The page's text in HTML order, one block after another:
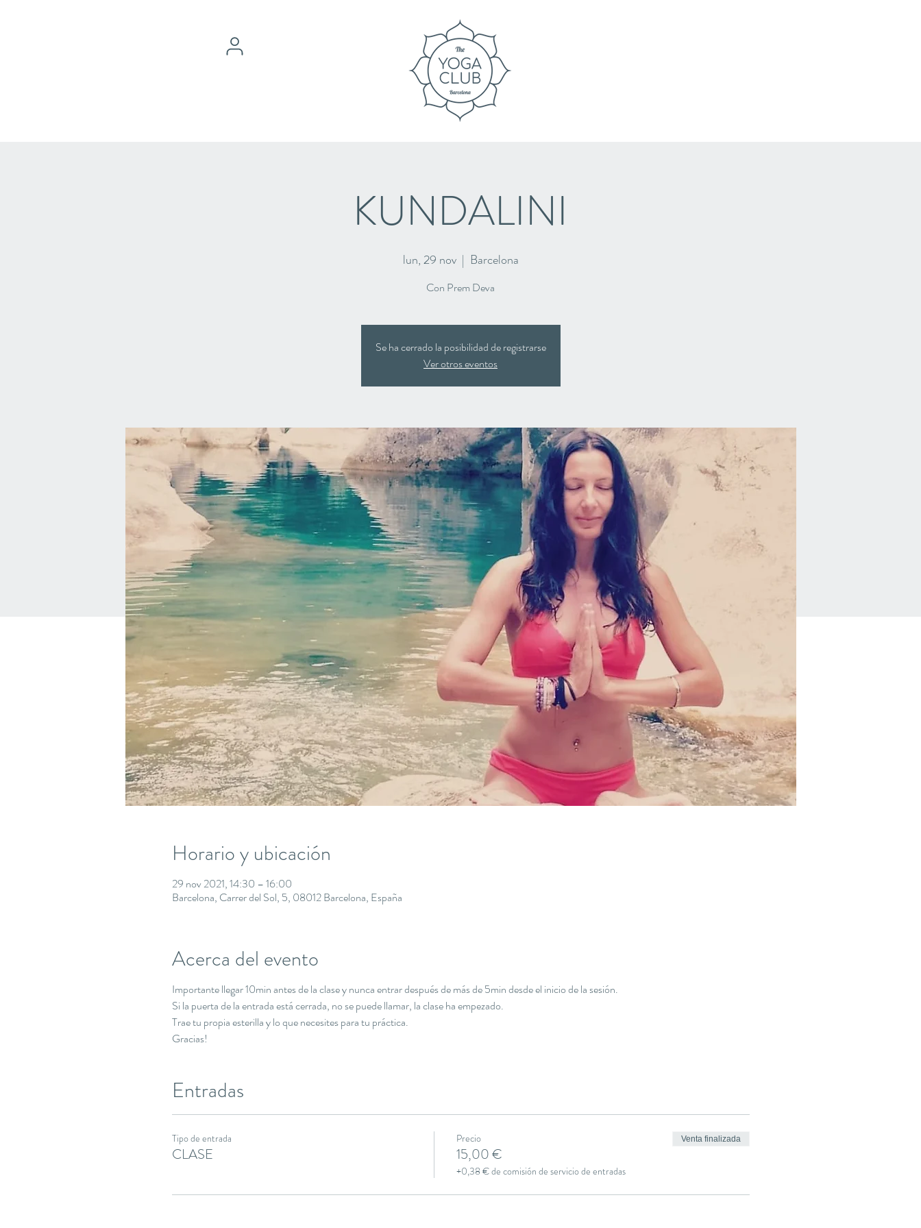
KUNDALINI
lun, 29 nov
  |
Barcelona
Con Prem Deva
Se ha cerrado la posibilidad de registrarse
Ver otros eventos
Horario y ubicación
29 nov 2021, 14:30 – 16:00
Barcelona, Carrer del Sol, 5, 08012 Barcelona, España
Acerca del evento
Importante llegar 10min antes de la clase y nunca entrar después de más de 5min desde el inicio de la sesión.
Si la puerta de la entrada está cerrada, no se puede llamar, la clase ha empezado.
Trae tu propia esterilla y lo que necesites para tu práctica.
Gracias!
Entradas
Tipo de entrada
CLASE
Precio
15,00 €
+0,38 € de comisión de servicio de entradas
Venta finalizada